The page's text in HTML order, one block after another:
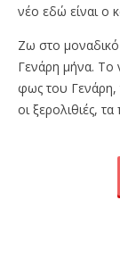
νέο εδώ είναι ο
Ζω στο μοναδικό
Γενάρη μήνα. Το
φως του Γενάρη,
οι ξερολιθιές,